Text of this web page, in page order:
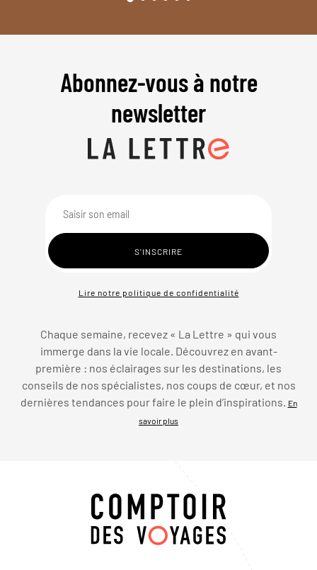
Abonnez-vous à notre
newsletter
Lire notre politique de confidentialité
Chaque semaine, recevez « La Lettre » qui vous
immerge dans la vie locale. Découvrez en avant-
première : nos éclairages sur les destinations, les
conseils de nos spécialistes, nos coups de cœur, et nos
dernières tendances pour faire le plein d’inspirations. En
savoir plus